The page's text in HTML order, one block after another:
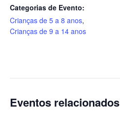
Categorias de Evento:
Crianças de 5 a 8 anos,
Crianças de 9 a 14 anos
Eventos relacionados